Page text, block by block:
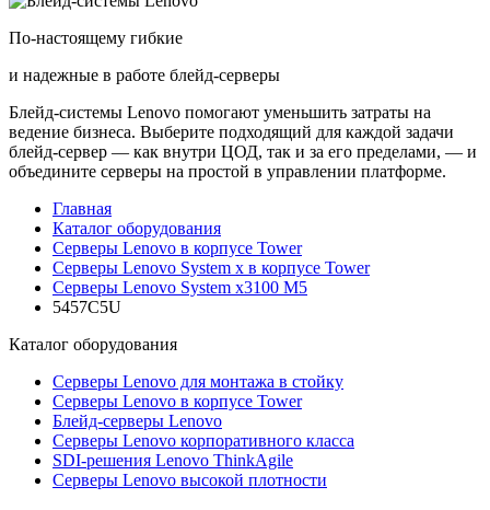
По-настоящему гибкие
и надежные в работе блейд-серверы
Блейд-системы Lenovo помогают уменьшить затраты на
ведение бизнеса. Выберите подходящий для каждой задачи
блейд-сервер — как внутри ЦОД, так и за его пределами, — и
объедините серверы на простой в управлении платформе.
Главная
Каталог оборудования
Серверы Lenovo в корпусе Tower
Серверы Lenovo System x в корпусе Tower
Серверы Lenovo System x3100 M5
5457C5U
Каталог оборудования
Серверы Lenovo для монтажа в стойку
Серверы Lenovo в корпусе Tower
Блейд-серверы Lenovo
Cерверы Lenovo корпоративного класса
SDI-решения Lenovo ThinkAgile
Серверы Lenovo высокой плотности